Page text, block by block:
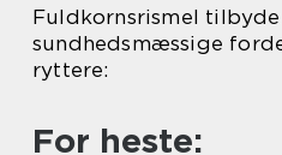
Fuldkornsrismel
sundhedsmæssige
ryttere:
For heste: